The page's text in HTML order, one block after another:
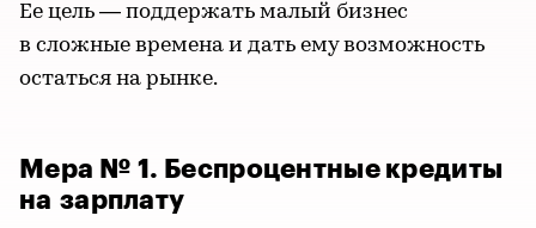
Ее цель — поддержать малый бизнес
в сложные времена и дать ему возможность
остаться на рынке.
Мера № 1. Беспроцентные кредиты
на зарплату